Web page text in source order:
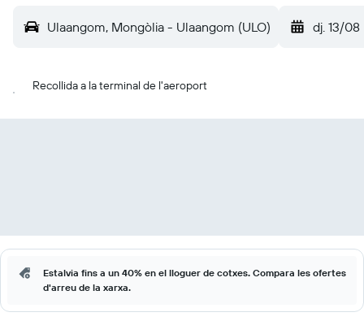
Ulaangom, Mongòlia - Ulaangom (ULO) dj. 13/08
Recollida a la terminal de l'aeroport
Estalvia fins a un 40% en el lloguer de cotxes. Compara les ofertes
d'arreu de la xarxa.